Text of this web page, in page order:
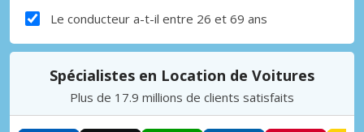
Le conducteur a-t-il entre 26 et 69 ans
Spécialistes en Location de Voitures
Plus de 17.9 millions de clients satisfaits